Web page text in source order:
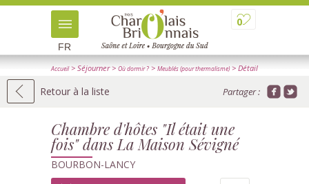
0
FR
Accueil> Séjourner> Où dormir ? > Meublés (pour thermalisme)> Détail
Retour à la liste Partager :
Chambre d'hôtes "Il était une
fois" dans La Maison Sévigné
BOURBON-LANCY